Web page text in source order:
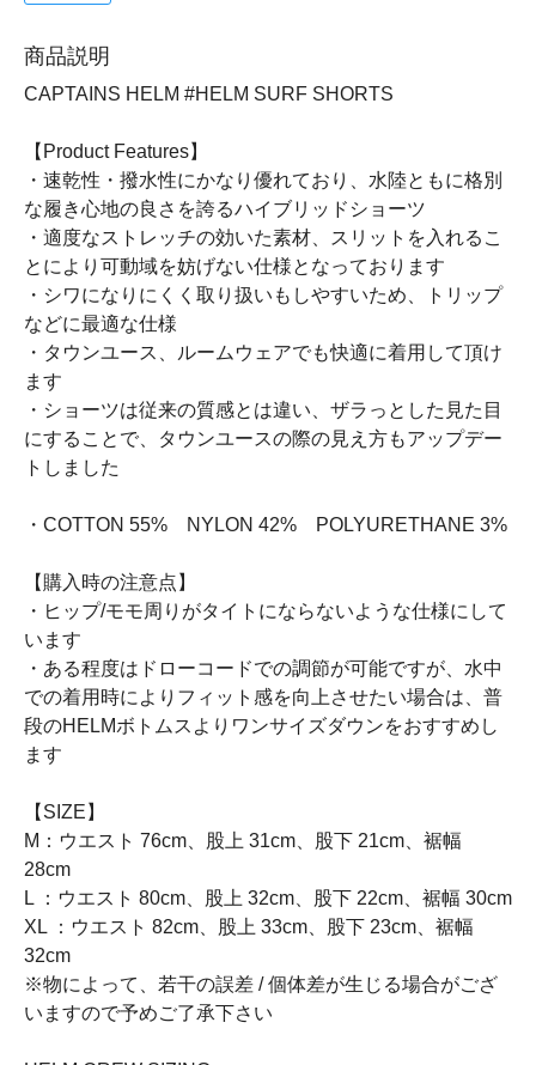
商品説明
CAPTAINS HELM #HELM SURF SHORTS
【Product Features】
・速乾性・撥水性にかなり優れており、水陸ともに格別
な履き心地の良さを誇るハイブリッドショーツ
・適度なストレッチの効いた素材、スリットを入れるこ
とにより可動域を妨げない仕様となっております
・シワになりにくく取り扱いもしやすいため、トリップ
などに最適な仕様
・タウンユース、ルームウェアでも快適に着用して頂け
ます
・ショーツは従来の質感とは違い、ザラっとした見た目
にすることで、タウンユースの際の見え方もアップデー
トしました
・COTTON 55% NYLON 42% POLYURETHANE 3%
【購入時の注意点】
・ヒップ/モモ周りがタイトにならないような仕様にして
います
・ある程度はドローコードでの調節が可能ですが、水中
での着用時によりフィット感を向上させたい場合は、普
段のHELMボトムスよりワンサイズダウンをおすすめし
ます
【SIZE】
M：ウエスト 76cm、股上 31cm、股下 21cm、裾幅
28cm
L ：ウエスト 80cm、股上 32cm、股下 22cm、裾幅 30cm
XL ：ウエスト 82cm、股上 33cm、股下 23cm、裾幅
32cm
※物によって、若干の誤差 / 個体差が生じる場合がござ
いますので予めご了承下さい